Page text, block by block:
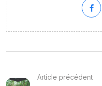
Article précédent